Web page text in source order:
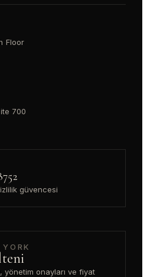
Floor
700
güvencesi
yönetim onayları ve fiyat